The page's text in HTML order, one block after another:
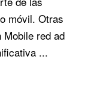
móvil. Otras
red ad
...